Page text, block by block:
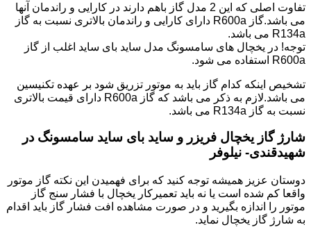
تفاوت اصلی که این 2 مدل گاز باهم دارند در کارایی و راندمان آنها
می باشد.گاز R600a دارای کارایی و راندمان بالاتری نسبت به گاز
R134a می باشد.
توجه! در یخچال های سامسونگ مدل ساید بای ساید اغلب از گاز
R600a استفاده می شود.
تشخیص اینکه کدام گاز باید به موتور تزریق شود بر عهده تکنیسین
می باشد.لازم به ذکر می باشد که گاز R600a دارای قیمت بالاتری
نسبت به گاز R134a می باشد.
شارژ گاز یخچال فریزر و ساید بای ساید سامسونگ در
شهیدقندی- نیلوفر
دوستان عزیز همیشه توجه کنید که برای فهمیدن این نکته گاز موتور
واقعا کم شده است یا نه باید تعمیرکار یخچال با فشار سنج گاز
موتور را اندازه بگیرید و در صورت مشاهده افت فشار گاز باید اقدام
به شارژ گاز یخچال نماید.